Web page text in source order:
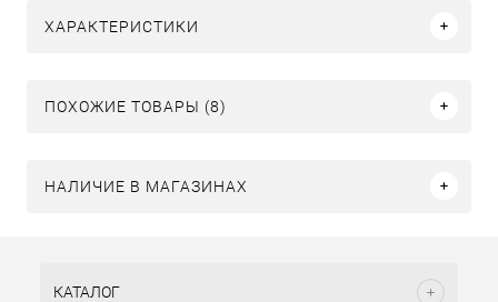
ХАРАКТЕРИСТИКИ
ПОХОЖИЕ ТОВАРЫ (8)
НАЛИЧИЕ В МАГАЗИНАХ
КАТАЛОГ